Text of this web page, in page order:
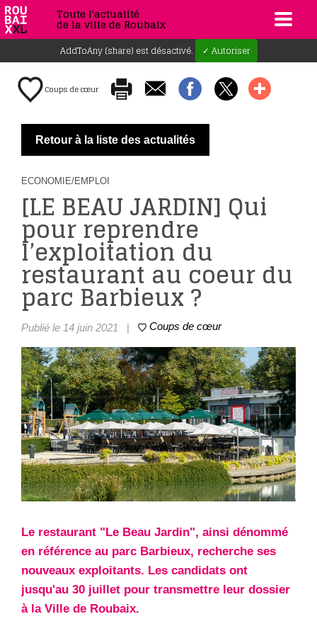
Toute l'actualité
de la ville de Roubaix
AddToAny (share) est désactivé. ✓ Autoriser
Coups de cœur
Retour à la liste des actualités
ECONOMIE/EMPLOI
[LE BEAU JARDIN] Qui
pour reprendre
l’exploitation du
restaurant au coeur du
parc Barbieux ?
Publié le 14 juin 2021 | Coups de cœur
Le restaurant "Le Beau Jardin", ainsi dénommé
en référence au parc Barbieux, recherche ses
nouveaux exploitants. Les candidats ont
jusqu'au 30 juillet pour transmettre leur dossier
à la Ville de Roubaix.